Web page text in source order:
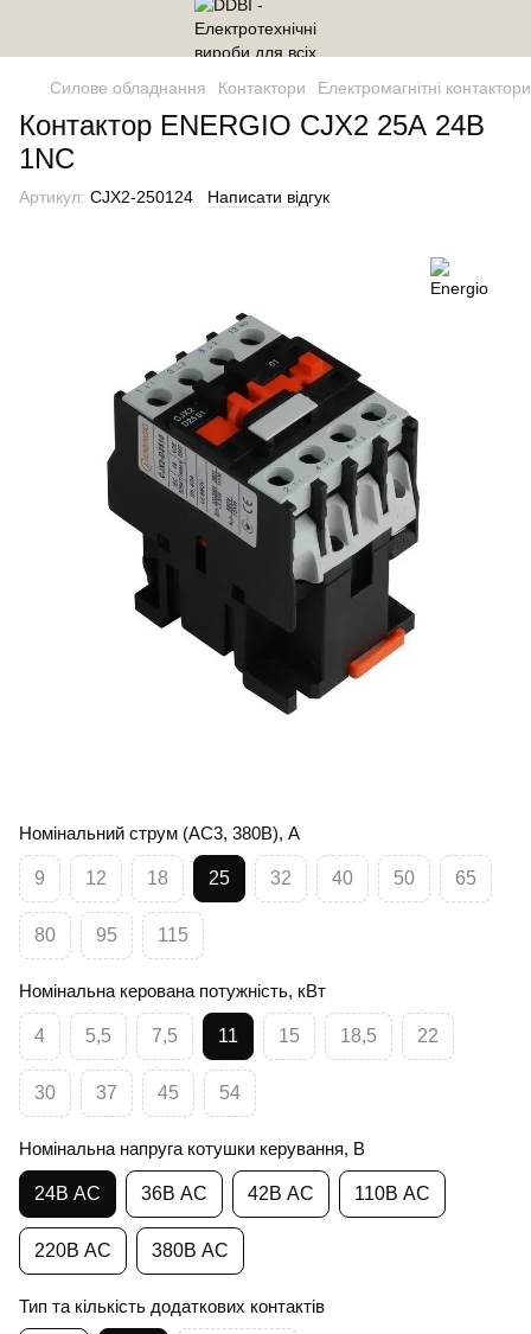
Силове обладнання Контактори Електромагнітні контактори
Контактор ENERGIO CJX2 25А 24В
1NC
Артикул: CJX2-250124 Написати відгук
Номінальний струм (AC3, 380В), А
9 12 18 25 32 40 50 65
80 95 115
Номінальна керована потужність, кВт
4 5,5 7,5 11 15 18,5 22
30 37 45 54
Номінальна напруга котушки керування, В
24В АС 36В АС 42В АС 110В АС
220В АС 380В АС
Тип та кількість додаткових контактів